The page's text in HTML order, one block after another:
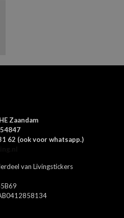
in deze browser voor de
reactie plaats.
Zaandam
62 (ook voor whatsapp.)
van Livingstickers